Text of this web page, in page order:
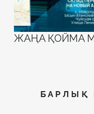
ЖАҢА ҚОЙМА
БАРЛЫҚ